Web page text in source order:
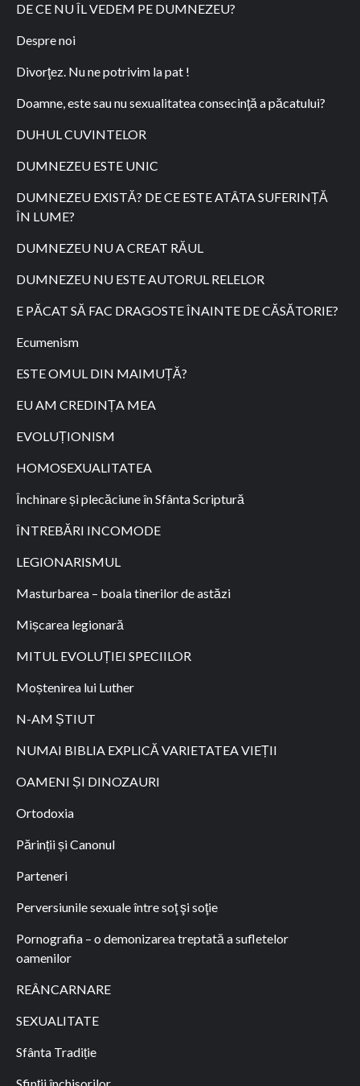
DE CE NU ÎL VEDEM PE DUMNEZEU?
Despre noi
Divorţez. Nu ne potrivim la pat !
Doamne, este sau nu sexualitatea consecinţă a păcatului?
DUHUL CUVINTELOR
DUMNEZEU ESTE UNIC
DUMNEZEU EXISTĂ? DE CE ESTE ATÂTA SUFERINȚĂ
ÎN LUME?
DUMNEZEU NU A CREAT RĂUL
DUMNEZEU NU ESTE AUTORUL RELELOR
E PĂCAT SĂ FAC DRAGOSTE ÎNAINTE DE CĂSĂTORIE?
Ecumenism
ESTE OMUL DIN MAIMUȚĂ?
EU AM CREDINȚA MEA
EVOLUȚIONISM
HOMOSEXUALITATEA
Închinare și plecăciune în Sfânta Scriptură
ÎNTREBĂRI INCOMODE
LEGIONARISMUL
Masturbarea – boala tinerilor de astăzi
Mișcarea legionară
MITUL EVOLUȚIEI SPECIILOR
Moștenirea lui Luther
N-AM ȘTIUT
NUMAI BIBLIA EXPLICĂ VARIETATEA VIEȚII
OAMENI ȘI DINOZAURI
Ortodoxia
Părinții și Canonul
Parteneri
Perversiunile sexuale între soţ şi soţie
Pornografia – o demonizarea treptată a sufletelor
oamenilor
REÂNCARNARE
SEXUALITATE
Sfânta Tradiție